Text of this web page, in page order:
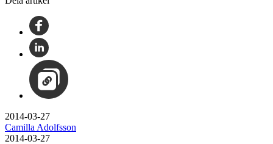
2014-03-27
Camilla Adolfsson
2014-03-27